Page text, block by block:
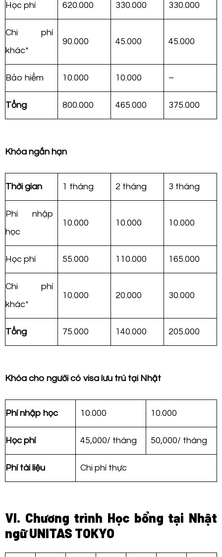
Học phí 620.000 330.000 330.000
Chi phí
khác*
90.000 45.000 45.000
Bảo hiểm 10.000 10.000 –
Tổng 800.000 465.000 375.000
Khóa ngắn hạn
Thời gian 1 tháng 2 tháng 3 tháng
Phí nhập
học
10.000 10.000 10.000
Học phí 55.000 110.000 165.000
Chi phí
khác*
10.000 20.000 30.000
Tổng 75.000 140.000 205.000
Khóa cho người có visa lưu trú tại Nhật
Phí nhập học 10.000 10.000
Học phí 45,000/ tháng 50,000/ tháng
Phí tài liệu Chi phí thực
VI. Chương trình Học bổng tại Nhật
ngữ UNITAS TOKYO